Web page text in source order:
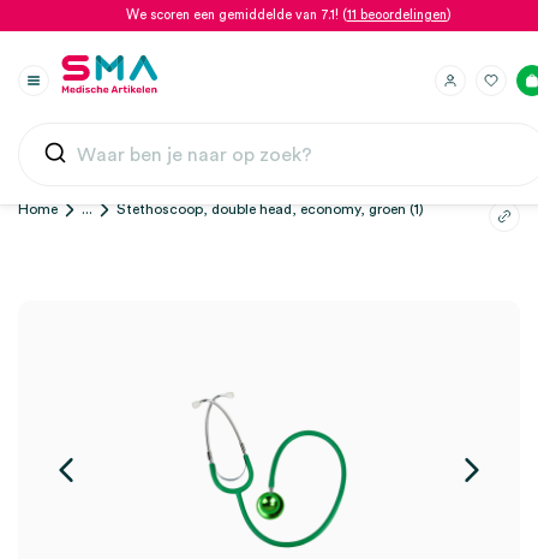
We scoren een gemiddelde van 7.1! (11 beoordelingen)
Home ... Stethoscoop, double head, economy, groen (1)